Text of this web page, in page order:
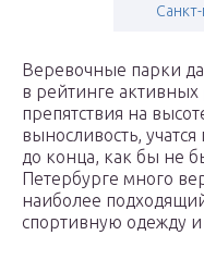
Веревочные парки
в рейтинге
препятствия на
выносливость,
до конца, как бы не
Петербурге много
наиболее
спортивную одежду